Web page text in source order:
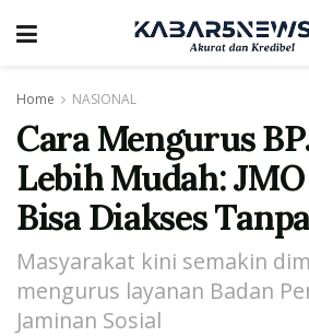
Home NASIONAL
Cara Mengurus
Lebih Mudah:
Bisa Diakses
Masyarakat kini semakin
mengurus layanan Badan
Jaminan Sosial